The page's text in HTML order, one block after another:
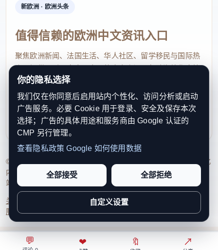
💬 ❤ 🔖 ↗
新欧洲 · 欧洲头条
值得信赖的欧洲中文资讯入口
聚焦欧洲新闻、法国生活、华人社区、留学移民与国际热
点，提供及时、真实、实用的中文资讯，帮助海外华人快
速了解欧洲动态。
contact@xinouzhou.com
服务支持、版权与合作：工作日优先处理站务、投稿与权
利通知
© 2026 新欧洲·欧洲头条. All Rights Reserved. 本网站持续优化
内容透明度、联系方式与用户权利说明，以提升品牌信任感和
站点完整度。
关于我们 编辑规范日期归档隐私政策
服务条款联系我们
你的隐私选择
我们仅在你同意后启用站内个性化、访问分析或启动
广告服务。必要 Cookie 用于登录、安全及保存本次
选择；广告的具体用途和服务商由 Google 认证的
CMP 另行管理。
查看隐私政策 Google 如何使用数据
全部接受 全部拒绝
自定义设置
⌂ ◎ ↗ ○